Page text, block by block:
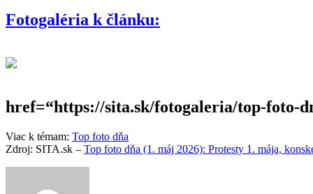
Fotogaléria k článku:
href=“https://sita.sk/fotogaleria/top-foto-
Viac k témam: Top foto dňa
Zdroj: SITA.sk – Top foto dňa (1. máj 2026): Protesty 1. mája,